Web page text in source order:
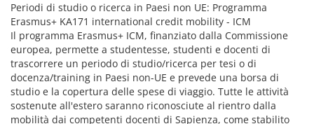
Periodi di studio o ricerca in Paesi non UE: Programma
Erasmus+ KA171 international credit mobility - ICM
Il programma Erasmus+ ICM, finanziato dalla Commissione
europea, permette a studentesse, studenti e docenti di
trascorrere un periodo di studio/ricerca per tesi o di
docenza/training in Paesi non-UE e prevede una borsa di
studio e la copertura delle spese di viaggio. Tutte le attività
sostenute all'estero saranno riconosciute al rientro dalla
mobilità dai competenti docenti di Sapienza, come stabilito